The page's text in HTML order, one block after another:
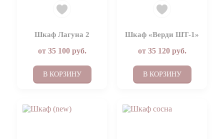
Шкаф Лагуна 2
от 35 100руб.
В КОРЗИНУ
Шкаф «Верди ШТ-1»
от 35 120руб.
В КОРЗИНУ